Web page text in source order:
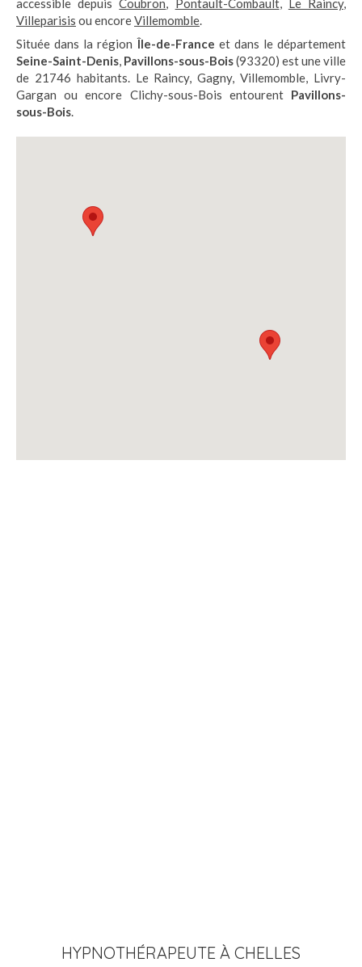
accessible depuisCoubron, Pontault-Combault, Le Raincy,
Villeparisis ou encoreVillemomble.
Située dans la régionÎle-de-France et dans le département
Seine-Saint-Denis, Pavillons-sous-Bois(93320) est une ville
de 21746 habitants. Le Raincy, Gagny, Villemomble, Livry-
Gargan ou encore Clichy-sous-Bois entourent Pavillons-
sous-Bois.
HYPNOTHÉRAPEUTE À CHELLES